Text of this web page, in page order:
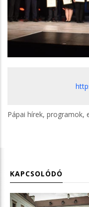
Pápai hírek, programok,
KAPCSOLÓDÓ